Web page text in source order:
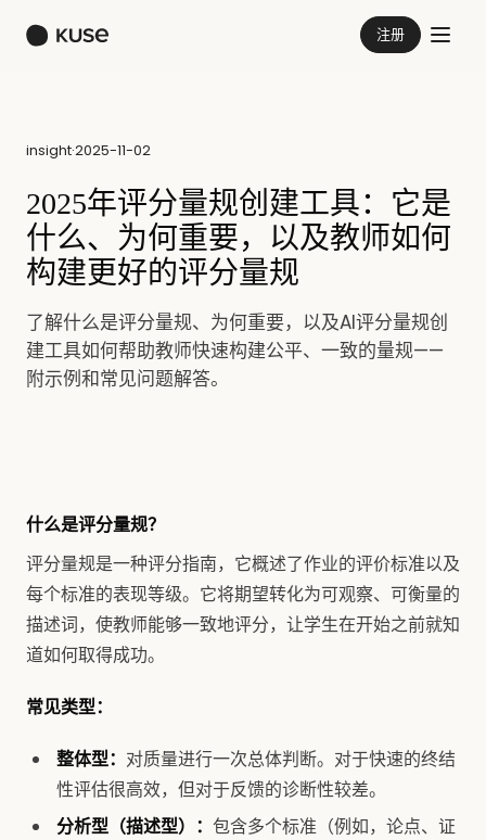
注册
insight·2025-11-02
2025年评分量规创建工具：它是
什么、为何重要，以及教师如何
构建更好的评分量规
了解什么是评分量规、为何重要，以及AI评分量规创
建工具如何帮助教师快速构建公平、一致的量规——
附示例和常见问题解答。
什么是评分量规？
评分量规是一种评分指南，它概述了作业的评价标准以及
每个标准的表现等级。它将期望转化为可观察、可衡量的
描述词，使教师能够一致地评分，让学生在开始之前就知
道如何取得成功。
常见类型：
整体型： 对质量进行一次总体判断。对于快速的终结
性评估很高效，但对于反馈的诊断性较差。
分析型（描述型）： 包含多个标准（例如，论点、证